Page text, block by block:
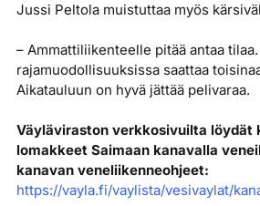
Jussi Peltola muistuttaa myös
– Ammattiliikenteelle pitää antaa
rajamuodollisuuksissa saattaa
Aikatauluun on hyvä jättää pelivaraa.
Väyläviraston verkkosivuilta
lomakkeet Saimaan kanavalla
kanavan veneliikenneohjeet:
https://vayla.fi/vaylista/vesivaylat/